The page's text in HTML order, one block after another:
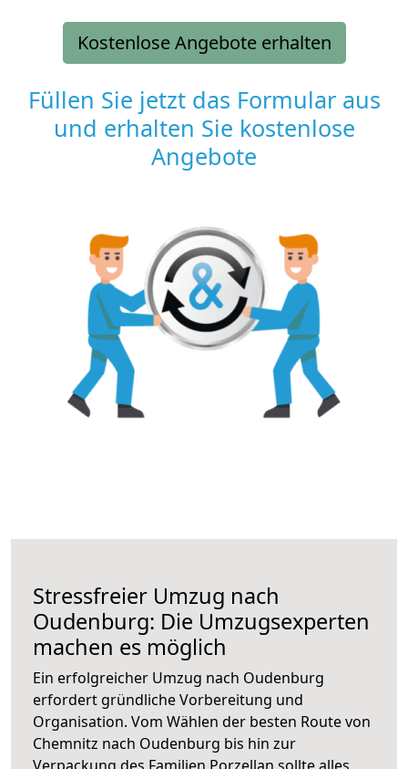
Kostenlose Angebote erhalten
Füllen Sie jetzt das Formular aus
und erhalten Sie kostenlose
Angebote
Stressfreier Umzug nach
Oudenburg: Die Umzugsexperten
machen es möglich
Ein erfolgreicher Umzug nach Oudenburg
erfordert gründliche Vorbereitung und
Organisation. Vom Wählen der besten Route von
Chemnitz nach Oudenburg bis hin zur